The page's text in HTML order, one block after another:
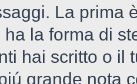
La prima
la forma di
hai scritto o il
grande nota